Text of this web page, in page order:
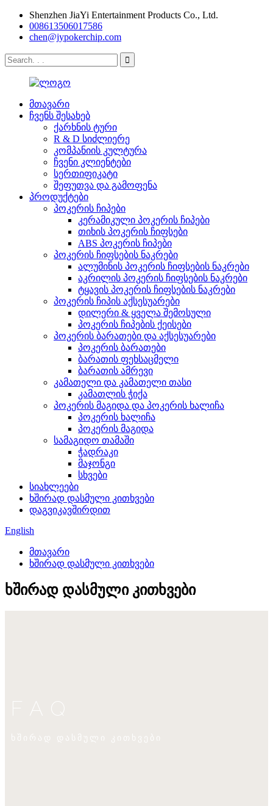
Shenzhen JiaYi Entertainment Products Co., Ltd.
008613506017586
chen@jypokerchip.com
მთავარი
ჩვენს შესახებ
ქარხნის ტური
R & D სიძლიერე
კომპანიის კულტურა
ჩვენი კლიენტები
სერთიფიკატი
შეფუთვა და გამოფენა
პროდუქტები
პოკერის ჩიპები
კერამიკული პოკერის ჩიპები
თიხის პოკერის ჩიფსები
ABS პოკერის ჩიპები
პოკერის ჩიფსების ნაკრები
ალუმინის პოკერის ჩიფსების ნაკრები
აკრილის პოკერის ჩიფსების ნაკრები
ტყავის პოკერის ჩიფსების ნაკრები
პოკერის ჩიპის აქსესუარები
დილერი & ყველა შემოსული
პოკერის ჩიპების ქეისები
პოკერის ბარათები და აქსესუარები
პოკერის ბარათები
ბარათის ფეხსაცმელი
ბარათის ამრევი
კამათელი და კამათელი თასი
კამათლის ჭიქა
პოკერის მაგიდა და პოკერის ხალიჩა
პოკერის ხალიჩა
პოკერის მაგიდა
სამაგიდო თამაში
ჭადრაკი
მაჯონგი
სხვები
სიახლეები
ხშირად დასმული კითხვები
დაგვიკავშირდით
English
მთავარი
ხშირად დასმული კითხვები
ხშირად დასმული კითხვები
FAQ
ხშირად დასმული კითხვები